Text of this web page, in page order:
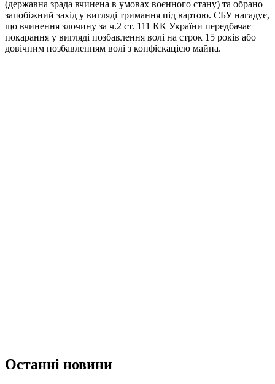
(державна зрада вчинена в умовах воєнного стану) та обрано
запобіжний захід у вигляді тримання під вартою. СБУ нагадує,
що вчинення злочину за ч.2 ст. 111 КК України передбачає
покарання у вигляді позбавлення волі на строк 15 років або
довічним позбавленням волі з конфіскацією майна.
Останні новини